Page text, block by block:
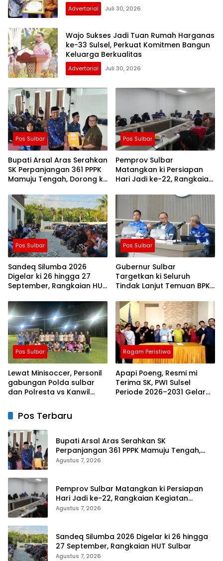
Advertorial Juli 30, 2026
Wajo Sukses Jadi Tuan Rumah Harganas
ke-33 Sulsel, Perkuat Komitmen Bangun
Keluarga Berkualitas
Advertorial Juli 30, 2026
Pos Sulbar
Bupati Arsal Aras Serahkan
SK Perpanjangan 361 PPPK
Mamuju Tengah, Dorong ki
Lebih Fleksibel
Pos Sulbar
Pemprov Sulbar
Matangkan ki Persiapan
Hari Jadi ke-22, Rangkaian
Masyarakat
Pos Sulbar
Sandeq Silumba 2026
Digelar ki 26 hingga 27
September, Rangkaian HUT
Pos Sulbar
Gubernur Sulbar
Targetkan ki Seluruh
Tindak Lanjut Temuan BPK
Pos Sulbar
Lewat Minisoccer, Personil
gabungan Polda sulbar
dan Polresta vs Kanwil
ki Ikatan Persaudaraan
Ragam Peristiwa
Apapi Poeng, Resmi mi
Terima SK, PWI Sulsel
Periode 2026–2031 Gelar
Pos Terbaru
Bupati Arsal Aras Serahkan SK
Perpanjangan 361 PPPK Mamuju Tengah,
Dorong ki Kebijakan Belanja Pegawai Lebih
Agustus 7, 2026
Pemprov Sulbar Matangkan ki Persiapan
Hari Jadi ke-22, Rangkaian Kegiatan
Libatkan Masyarakat
Agustus 7, 2026
Sandeq Silumba 2026 Digelar ki 26 hingga
27 September, Rangkaian HUT Sulbar
Agustus 7, 2026